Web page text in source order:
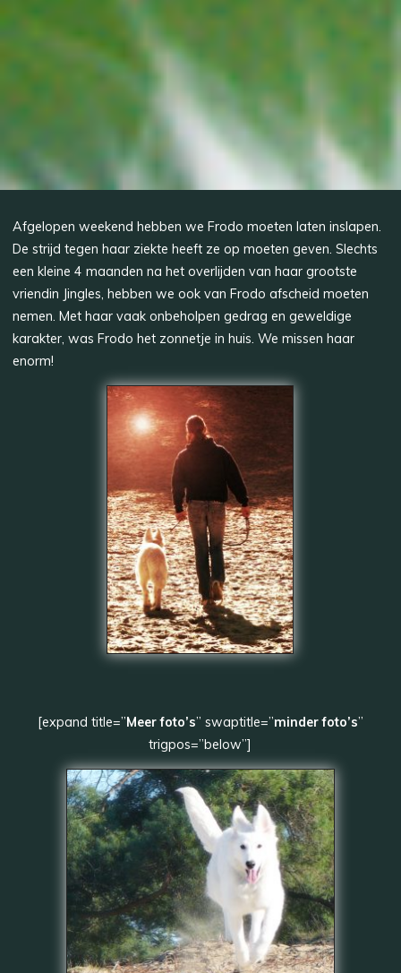
Afgelopen weekend hebben we Frodo moeten laten inslapen.
De strijd tegen haar ziekte heeft ze op moeten geven. Slechts
een kleine 4 maanden na het overlijden van haar grootste
vriendin Jingles, hebben we ook van Frodo afscheid moeten
nemen. Met haar vaak onbeholpen gedrag en geweldige
karakter, was Frodo het zonnetje in huis. We missen haar
enorm!
[expand title=”Meer foto’s” swaptitle=”minder foto’s”
trigpos=”below”]